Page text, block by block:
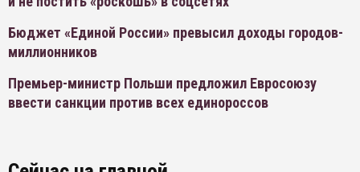
Бюджет «Единой России» превысил доходы городов-
миллионников
Премьер-министр Польши предложил Евросоюзу
ввести санкции против всех единороссов